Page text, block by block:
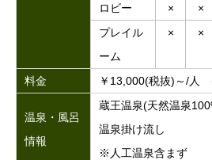
ロビー
× ×
プレイル
ーム
× ×
料金 ￥13,000(税抜)～/人
温泉・風呂
情報
蔵王温泉(天然温泉
温泉掛け流し
※人工温泉含まず